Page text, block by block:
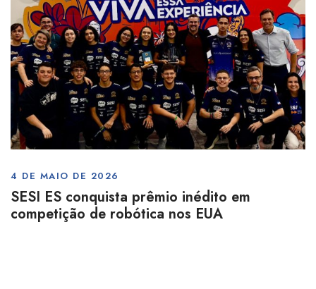
4 DE MAIO DE 2026
SESI ES conquista prêmio inédito em
competição de robótica nos EUA